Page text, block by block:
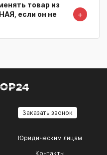
товар из
если он не
＋
Заказать звонок
Юридическим лицам
Контакты